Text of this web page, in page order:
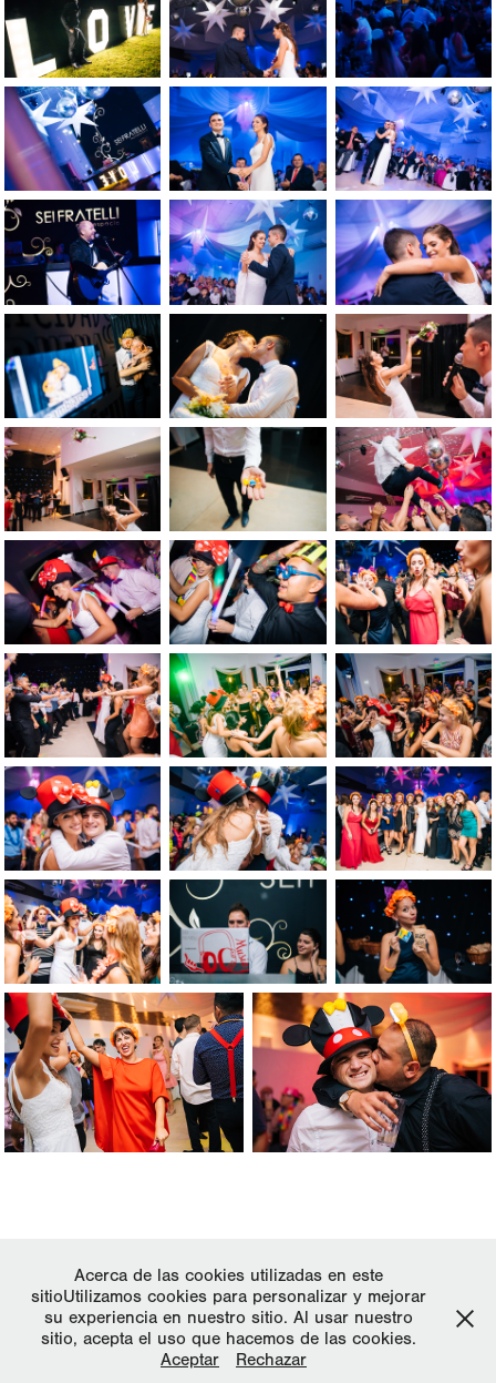
Powered byAriel Bustos
Acerca de las cookies utilizadas en este
sitioUtilizamos cookies para personalizar y mejorar
su experiencia en nuestro sitio. Al usar nuestro
sitio, acepta el uso que hacemos de las cookies.
Aceptar
Rechazar